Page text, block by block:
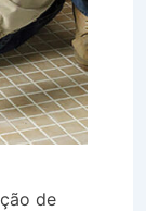
de